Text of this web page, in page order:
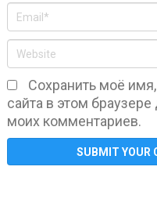
Сохранить моё
сайта в этом
моих комментариев.